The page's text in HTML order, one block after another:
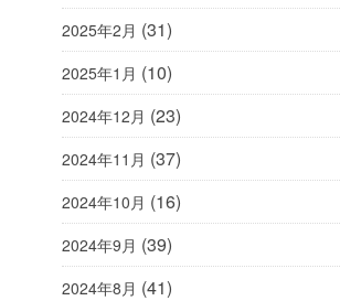
2025年2月 (31)
2025年1月 (10)
2024年12月 (23)
2024年11月 (37)
2024年10月 (16)
2024年9月 (39)
2024年8月 (41)